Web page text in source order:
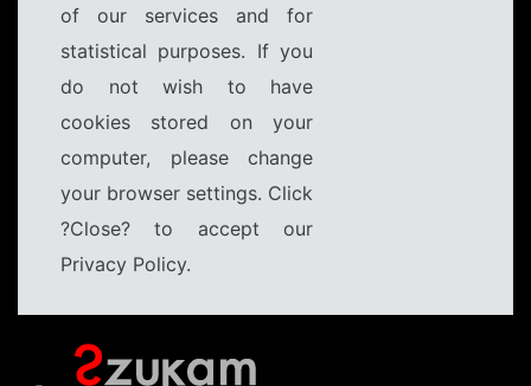
of our services and for
statistical purposes. If you
do not wish to have
cookies stored on your
computer, please change
your browser settings. Click
?Close? to accept our
Privacy Policy.